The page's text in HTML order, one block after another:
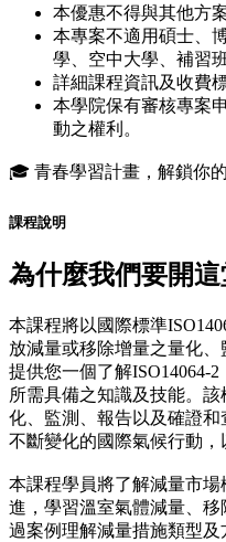
本優惠不得與其他方
本專案不適用碩士、
學、空中大學、補習
詳細課程資訊及收費
本學院保有審核專案
動之權利。
🎓 青春學習計畫，解鎖你
課程說明
為什麼我們要開這
本課程將以國際標準
放減量或移除增量之量化、
提供您一個了解ISO14064-
所需具備之知識及技能。
化、監測、報告以及確證
不斷變化的國際氣候行動，
本課程學員將了解減量市
進，學習溫室氣體減量、
過案例理解減量措施類型